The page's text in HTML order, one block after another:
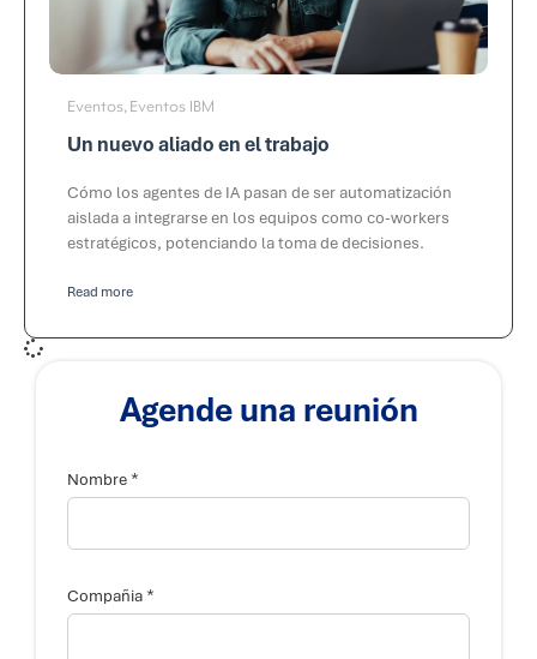
Eventos, Eventos IBM
Un nuevo aliado en el trabajo
Cómo los agentes de IA pasan de ser automatización
aislada a integrarse en los equipos como co-workers
estratégicos, potenciando la toma de decisiones.
Read more
Agende una reunión
Nombre *
Compañia *